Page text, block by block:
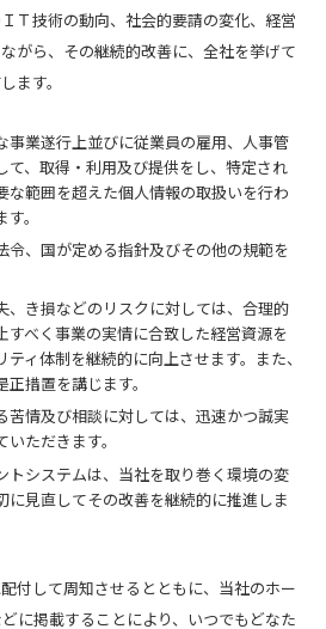
Ｔ技術の動向、社会的要請の変化、経営
がら、その継続的改善に、全社を挙げて
ます。
事業遂行上並びに従業員の雇用、人事管
て、取得・利用及び提供をし、特定され
な範囲を超えた個人情報の取扱いを行わ
。
令、国が定める指針及びその他の規範を
、き損などのリスクに対しては、合理的
すべく事業の実情に合致した経営資源を
ィ体制を継続的に向上させます。また、
措置を講じます。
苦情及び相談に対しては、迅速かつ誠実
ただきます。
トシステムは、当社を取り巻く環境の変
に見直してその改善を継続的に推進しま
付して周知させるとともに、当社のホー
に掲載することにより、いつでもどなた